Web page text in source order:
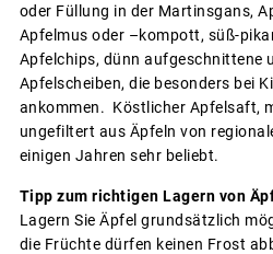
oder Füllung in der Martinsgans,
Apfelmus oder –kompott, süß-
Apfelchips, dünn aufgeschnittene
Apfelscheiben, die besonders bei
ankommen. Köstlicher Apfelsaft,
ungefiltert aus Äpfeln von
einigen Jahren sehr beliebt.
Tipp zum richtigen Lagern von
Lagern Sie Äpfel grundsätzlich
die Früchte dürfen keinen Frost